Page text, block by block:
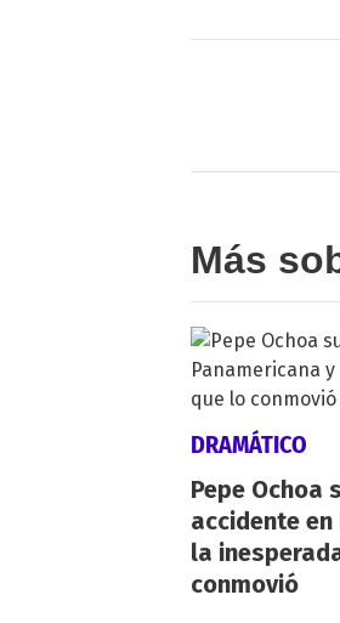
Más
DRAMÁTICO
Pepe Ochoa
accidente
la
conmovió